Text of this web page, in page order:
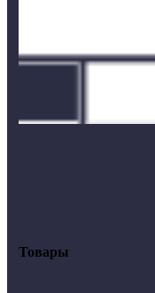
Товары